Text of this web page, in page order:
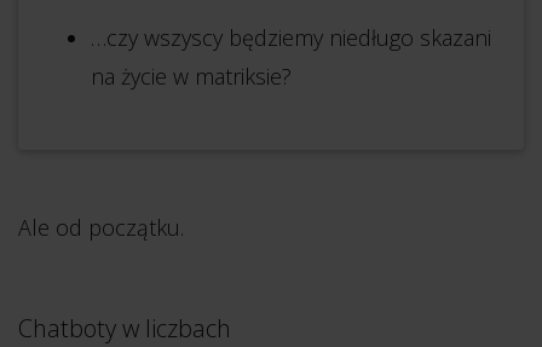
…czy wszyscy będziemy niedługo skazani
na życie w matriksie?
Ale od początku.
Chatboty w liczbach